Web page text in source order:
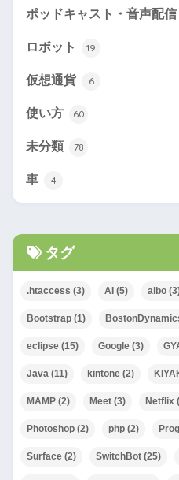
ポッドキャスト・音声配信
ロボット 19
仮想通貨 6
使い方 60
未分類 78
車 4
タグ
.htaccess (3) AI (5) aibo
Bootstrap (1)
eclipse (15) Google (3)
Java (11) kintone (2)
MAMP (2) Meet (3) Netflix
Photoshop (2) php (2)
Surface (2) SwitchBot (25)